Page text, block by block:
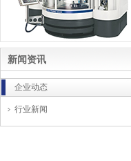
新闻资讯
企业动态
行业新闻